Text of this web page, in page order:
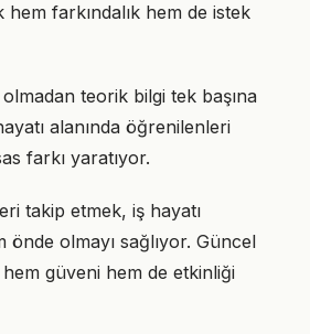
farkındalık hem de istek
teorik bilgi tek başına
alanında öğrenilenleri
farkı yaratıyor.
takip etmek, iş hayatı
önde olmayı sağlıyor. Güncel
güveni hem de etkinliği